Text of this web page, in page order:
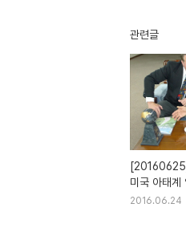
관련글
미국 아태계
2016.06.24